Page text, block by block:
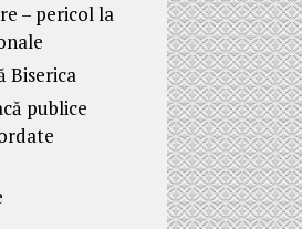
– pericol la
Biserica
publice